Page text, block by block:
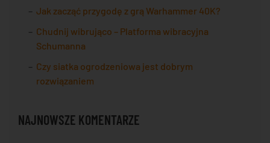
Jak zacząć przygodę z grą Warhammer 40K?
Chudnij wibrująco – Platforma wibracyjna
Schumanna
Czy siatka ogrodzeniowa jest dobrym
rozwiązaniem
NAJNOWSZE KOMENTARZE